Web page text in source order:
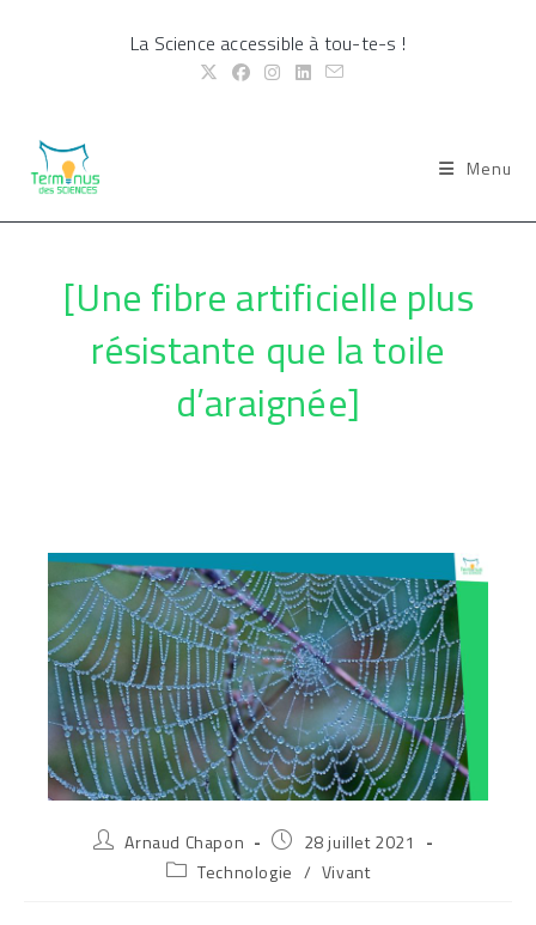
La Science accessible à tou-te-s !
Menu
[Une fibre artificielle plus
résistante que la toile
d’araignée]
Auteur/autrice
Arnaud Chapon
Publication
publiée :
28 juillet 2021
PostTechnologie / Vivant